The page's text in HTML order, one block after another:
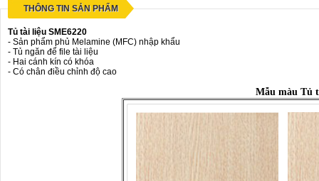
THÔNG TIN SẢN PHẨM
Tủ tài liệu SME6220
- Sản phẩm phủ Melamine (MFC) nhập khẩu
- Tủ ngăn để file tài liệu
- Hai cánh kín có khóa
- Có chân điều chỉnh độ cao
Mẫu màu Tủ